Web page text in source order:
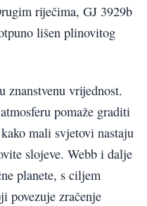
riječima, GJ 3929b
lišen plinovitog
vrijednost.
pomaže graditi
mali svjetovi nastaju
slojeve. Webb i dalje
planete, s ciljem
povezuje zračenje